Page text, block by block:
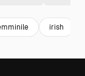
irish